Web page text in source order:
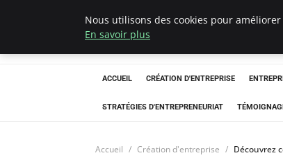
LECFCM
ACCUEIL CRÉATION D'ENTREPRISE
STRATÉGIES D'ENTREPRENEURIAT
Accueil Création d'entreprise Découvrez
Nous utilisons des cookies pour
En savoir plus